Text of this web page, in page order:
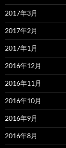
2017年3月
2017年2月
2017年1月
2016年12月
2016年11月
2016年10月
2016年9月
2016年8月